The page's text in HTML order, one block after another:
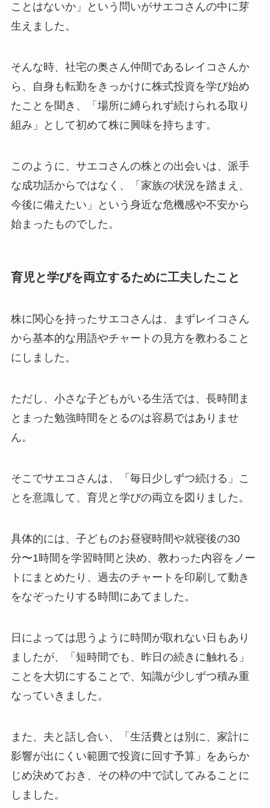
ことはないか」という問いがサエコさんの中に芽
生えました。
そんな時、社宅の奥さん仲間であるレイコさんか
ら、自身も転勤をきっかけに株式投資を学び始め
たことを聞き、「場所に縛られず続けられる取り
組み」として初めて株に興味を持ちます。
このように、サエコさんの株との出会いは、派手
な成功話からではなく、「家族の状況を踏まえ、
今後に備えたい」という身近な危機感や不安から
始まったものでした。
育児と学びを両立するために工夫したこと
株に関心を持ったサエコさんは、まずレイコさん
から基本的な用語やチャートの見方を教わること
にしました。
ただし、小さな子どもがいる生活では、長時間ま
とまった勉強時間をとるのは容易ではありませ
ん。
そこでサエコさんは、「毎日少しずつ続ける」こ
とを意識して、育児と学びの両立を図りました。
具体的には、子どものお昼寝時間や就寝後の30
分〜1時間を学習時間と決め、教わった内容をノー
トにまとめたり、過去のチャートを印刷して動き
をなぞったりする時間にあてました。
日によっては思うように時間が取れない日もあり
ましたが、「短時間でも、昨日の続きに触れる」
ことを大切にすることで、知識が少しずつ積み重
なっていきました。
また、夫と話し合い、「生活費とは別に、家計に
影響が出にくい範囲で投資に回す予算」をあらか
じめ決めておき、その枠の中で試してみることに
しました。